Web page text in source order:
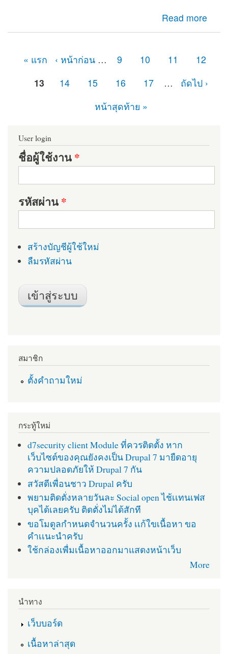
Read more
about เจอปัญหาในส่วนของ Reports รายงาน PHP Library
missing และ Dependencies not installed
« แรก ‹ หน้าก่อน … 9 10 11
12
13
14 15 16 17 …
ถัดไป ›
หน้าสุดท้าย »
User login
ชื่อผู้ใช้งาน*
รหัสผ่าน*
สร้างบัญชีผู้ใช้ใหม่
ลืมรหัสผ่าน
สมาชิก
ตั้งคำถามใหม่
กระทู้ใหม่
d7security client Module ที่ควรติดตั้ง หาก
เว็บไซต์ของคุณยังคงเป็น Drupal 7 มายืดอายุ
ความปลอดภัยให้ Drupal 7 กัน
สวัสดีเพื่อนชาว Drupal ครับ
พยามติดตั่งหลายวันละ Social open ไช้เเทนเฟส
บุคได้เลยครับ ติดตั่งไม่ได้สักที
ขอโมดูลกำหนดจำนวนครั้ง เเก้ใขเนื้อหา ขอ
คำเเนะนำครับ
ใช้กล่องเพื่มเนื้อหาออกมาแสดงหน้าเว็บ
More
นำทาง
เว็บบอร์ด
เนื้อหาล่าสุด